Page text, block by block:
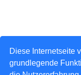
Diese Internetseite
grundlegende